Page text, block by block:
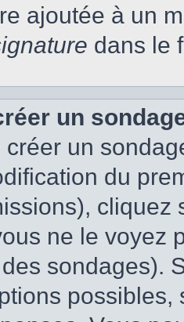
ajoutée à un
dans le
un
un
du
cliquez
ne le voyez
sondages).